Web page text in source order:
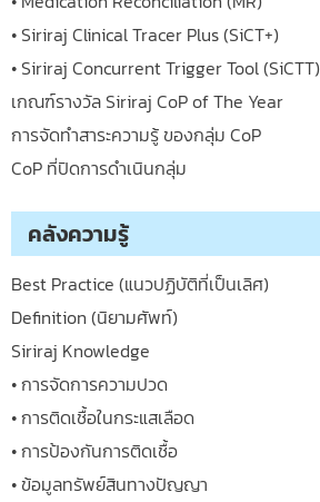
• Siriraj Clinical Tracer Plus (SiCT+)
• Siriraj Concurrent Trigger Tool (SiCTT)
เกณฑ์รางวัล Siriraj CoP of The Year
การจัดทำสาระความรู้ ของกลุ่ม CoP
CoP ที่ปิดการดำเนินกลุ่ม
คลังความรู้
Best Practice (แนวปฏิบัติที่เป็นเลิศ)
Definition (นิยามศัพท์)
Siriraj Knowledge
• การจัดการความปวด
• การติดเชื้อในกระแสเลือด
• การป้องกันการติดเชื้อ
• ข้อมูลทรัพย์สินทางปัญญา